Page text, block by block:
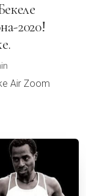
2020!
Air Zoom